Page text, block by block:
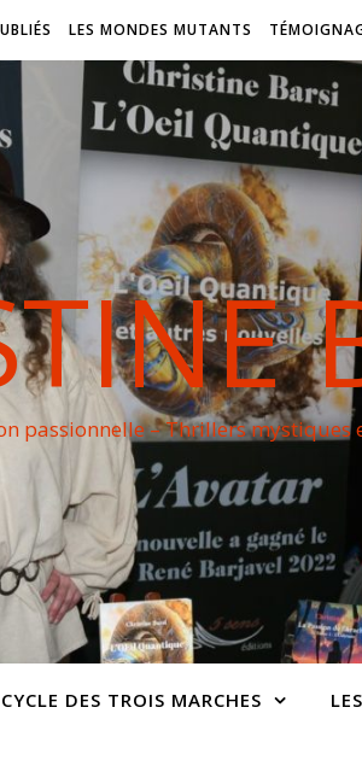
LES MONDES MUTANTS
passionnelle – Thrillers
DES TROIS MARCHES